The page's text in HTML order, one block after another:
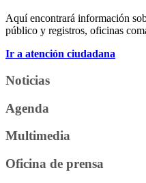
Aquí encontrará información
público y registros, oficinas
Ir a atención ciudadana
Noticias
Agenda
Multimedia
Oficina de prensa